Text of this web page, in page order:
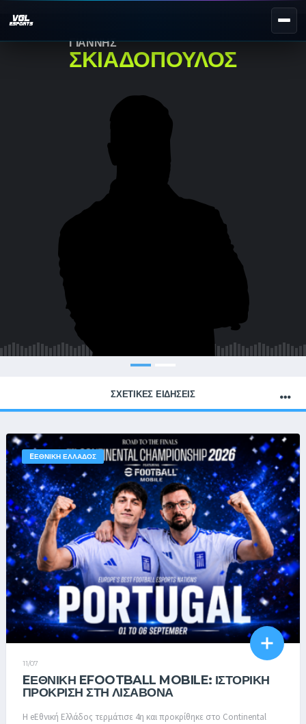
NEXT EVENT — REGISTER NOW
ABOUT
ΓΙΆΝΝΗΣ
ΣΚΙΑΔΌΠΟΥΛΟΣ
ΣΧΕΤΙΚΈΣ ΕΙΔΉΣΕΙΣ
EΕΘΝΙΚΉ ΕΛΛΆΔΟΣ
11/07
EΕΘΝΙΚΉ EFOOTBALL MOBILE: ΙΣΤΟΡΙΚΉ
ΠΡΌΚΡΙΣΗ ΣΤΗ ΛΙΣΑΒΌΝΑ
Η eΕθνική Ελλάδος τερμάτισε 4η και προκρίθηκε στο Continental